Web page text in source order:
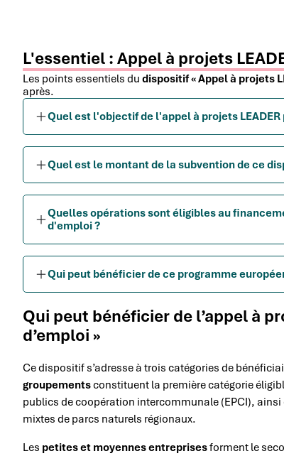
L'essentiel : Appel à projets
Les points essentiels du dispositif « Appel à projets
après.
Quel est l'objectif de l'appel à projets
Quel est le montant de la subvention de ce
Quelles opérations sont éligibles au
d'emploi ?
Qui peut bénéficier de ce programme
Qui peut bénéficier de l’appel à
d’emploi »
Ce dispositif s’adresse à trois catégories de
groupementsconstituent la première catégorie
publics de coopération intercommunale (EPCI),
mixtes de parcs naturels régionaux.
Les petites et moyennes entreprisesforment le